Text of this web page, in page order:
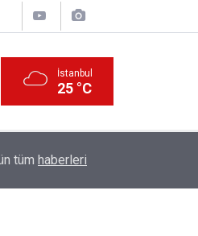
İstanbul
25 °C
İl Emri Atama Hakkı
tüm haberleri